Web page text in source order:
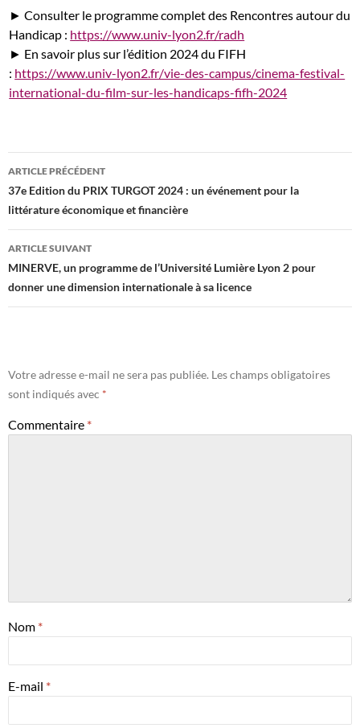
► Consulter le programme complet des Rencontres autour du
Handicap : https://www.univ-lyon2.fr/radh
► En savoir plus sur l’édition 2024 du FIFH
: https://www.univ-lyon2.fr/vie-des-campus/cinema-festival-
international-du-film-sur-les-handicaps-fifh-2024
Navigation
des
articles
ARTICLE PRÉCÉDENT
37e Edition du PRIX TURGOT 2024 : un événement pour la
littérature économique et financière
ARTICLE SUIVANT
MINERVE, un programme de l’Université Lumière Lyon 2 pour
donner une dimension internationale à sa licence
Votre adresse e-mail ne sera pas publiée. Les champs obligatoires
sont indiqués avec *
Commentaire *
Nom *
E-mail *